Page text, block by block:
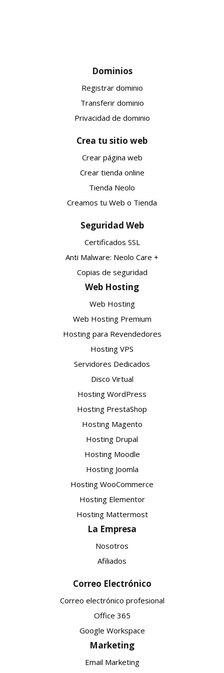
Dominios
Registrar dominio
Transferir dominio
Privacidad de dominio
Crea tu sitio web
Crear página web
Crear tienda online
Tienda Neolo
Creamos tu Web o Tienda
Seguridad Web
Certificados SSL
Anti Malware: Neolo Care +
Copias de seguridad
Web Hosting
Web Hosting
Web Hosting Premium
Hosting para Revendedores
Hosting VPS
Servidores Dedicados
Disco Virtual
Hosting WordPress
Hosting PrestaShop
Hosting Magento
Hosting Drupal
Hosting Moodle
Hosting Joomla
Hosting WooCommerce
Hosting Elementor
Hosting Mattermost
La Empresa
Nosotros
Afiliados
Correo Electrónico
Correo electrónico profesional
Office 365
Google Workspace
Marketing
Email Marketing